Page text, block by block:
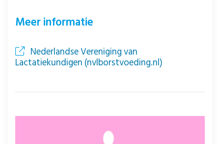
Meer informatie
Nederlandse Vereniging van
Lactatiekundigen (nvlborstvoeding.nl)